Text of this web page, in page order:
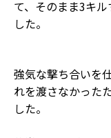
て、そのまま3キ
した。
強気な撃ち合いを
れを渡さなかった
した。